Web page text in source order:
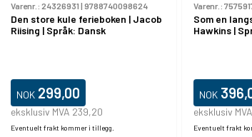
Varenr.: 24326931 | 9788740098624
Den store kule ferieboken | Jacob
Riising | Språk: Dansk
NOK 299,00
eksklusiv MVA 239,20
Eventuelt frakt kommer i tillegg.
Varenr.:
Som en
Hawkins |
NOK
eksklusiv
Eventuelt frakt